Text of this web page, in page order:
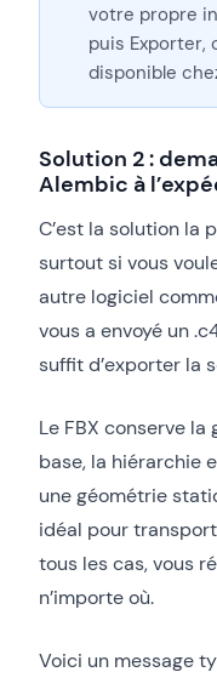
votre propre
puis Exporter,
disponible
Solution 2 :
Alembic à
C’est la solution la
surtout si vous
autre logiciel
vous a envoyé un
suffit d’exporter la
Le FBX conserve
base, la hiérarchie
une géométrie
idéal pour
tous les cas, vous
n’importe où.
Voici un message